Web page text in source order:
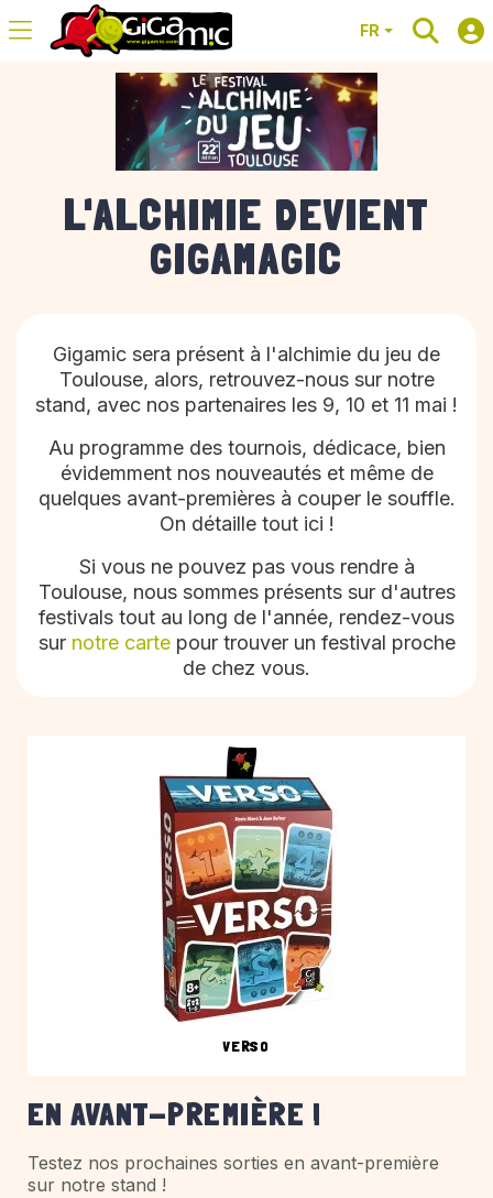
FR
L'ALCHIMIE DEVIENT
GIGAMAGIC
Gigamic sera présent à l'alchimie du jeu de
Toulouse, alors, retrouvez-nous sur notre
stand, avec nos partenaires les 9, 10 et 11 mai !
Au programme des tournois, dédicace, bien
évidemment nos nouveautés et même de
quelques avant-premières à couper le souffle.
On détaille tout ici !
Si vous ne pouvez pas vous rendre à
Toulouse, nous sommes présents sur d'autres
festivals tout au long de l'année, rendez-vous
sur notre cartepour trouver un festival proche
de chez vous.
VERSO
EN AVANT-PREMIÈRE !
Testez nos prochaines sorties en avant-première
sur notre stand !